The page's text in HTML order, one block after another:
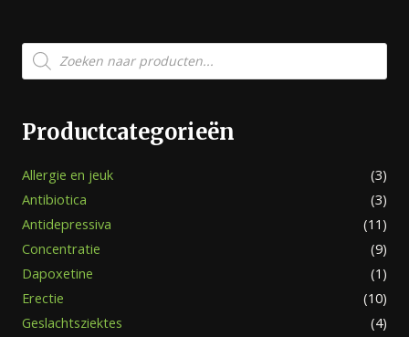
Producten
zoeken
Productcategorieën
Allergie en jeuk
(3)
Antibiotica
(3)
Antidepressiva
(11)
Concentratie
(9)
Dapoxetine
(1)
Erectie
(10)
Geslachtsziektes
(4)